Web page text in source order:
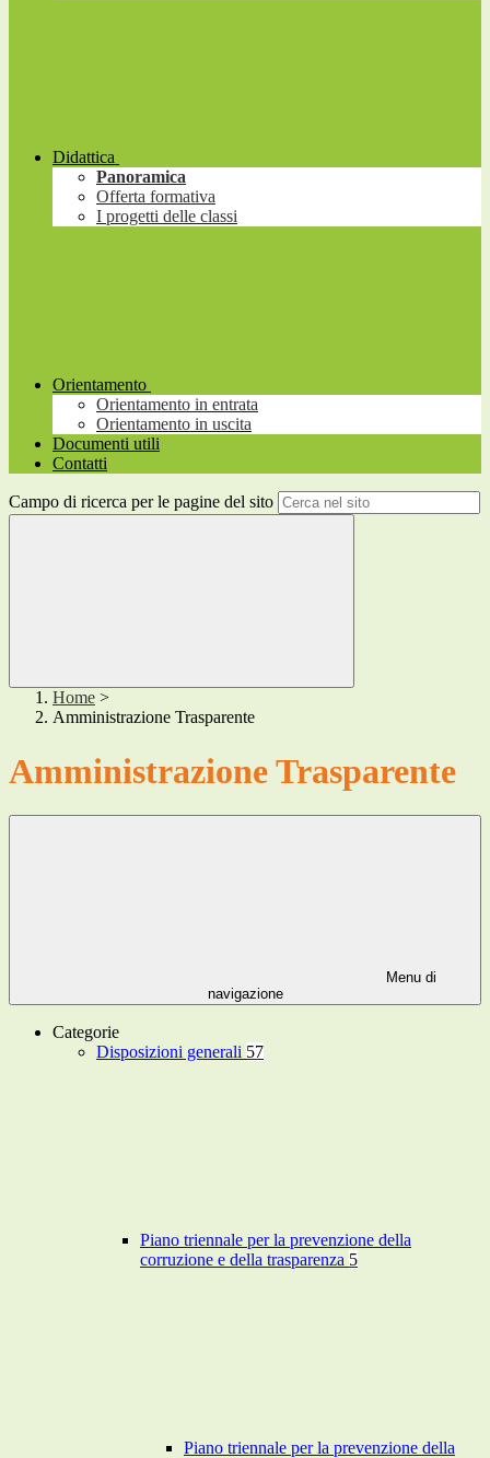
Didattica
Panoramica
Offerta formativa
I progetti delle classi
Orientamento
Orientamento in entrata
Orientamento in uscita
Documenti utili
Contatti
Campo di ricerca per le pagine del sito
Home >
Amministrazione Trasparente
Amministrazione Trasparente
Menu di
navigazione
Categorie
Disposizioni generali 57
Piano triennale per la prevenzione della
corruzione e della trasparenza 5
Piano triennale per la prevenzione della